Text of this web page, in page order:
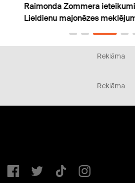
Raimonda Zommera
Lieldienu majonēzes
Reklāma
Reklāma